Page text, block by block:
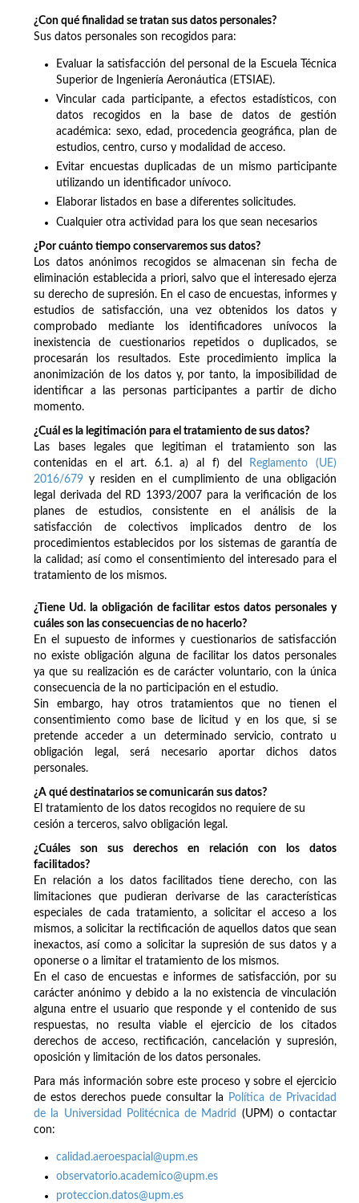
¿Con qué finalidad se tratan sus datos personales?
Sus datos personales son recogidos para:
Evaluar la satisfacción del personal de la Escuela Técnica
Superior de Ingeniería Aeronáutica (ETSIAE).
Vincular cada participante, a efectos estadísticos, con
datos recogidos en la base de datos de gestión
académica: sexo, edad, procedencia geográfica, plan de
estudios, centro, curso y modalidad de acceso.
Evitar encuestas duplicadas de un mismo participante
utilizando un identificador unívoco.
Elaborar listados en base a diferentes solicitudes.
Cualquier otra actividad para los que sean necesarios
¿Por cuánto tiempo conservaremos sus datos?
Los datos anónimos recogidos se almacenan sin fecha de
eliminación establecida a priori, salvo que el interesado ejerza
su derecho de supresión. En el caso de encuestas, informes y
estudios de satisfacción, una vez obtenidos los datos y
comprobado mediante los identificadores unívocos la
inexistencia de cuestionarios repetidos o duplicados, se
procesarán los resultados. Este procedimiento implica la
anonimización de los datos y, por tanto, la imposibilidad de
identificar a las personas participantes a partir de dicho
momento.
¿Cuál es la legitimación para el tratamiento de sus datos?
Las bases legales que legitiman el tratamiento son las
contenidas en el art. 6.1. a) al f) del
Reglamento (UE)
2016/679 y residen en el cumplimiento de una obligación
legal derivada del RD 1393/2007 para la verificación de los
planes de estudios, consistente en el análisis de la
satisfacción de colectivos implicados dentro de los
procedimientos establecidos por los sistemas de garantía de
la calidad; así como el consentimiento del interesado para el
tratamiento de los mismos.
¿Tiene Ud. la obligación de facilitar estos datos personales y
cuáles son las consecuencias de no hacerlo?
En el supuesto de informes y cuestionarios de satisfacción
no existe obligación alguna de facilitar los datos personales
ya que su realización es de carácter voluntario, con la única
consecuencia de la no participación en el estudio.
Sin embargo, hay otros tratamientos que no tienen el
consentimiento como base de licitud y en los que, si se
pretende acceder a un determinado servicio, contrato u
obligación legal, será necesario aportar dichos datos
personales.
¿A qué destinatarios se comunicarán sus datos?
El tratamiento de los datos recogidos no requiere de su
cesión a terceros, salvo obligación legal.
¿Cuáles son sus derechos en relación con los datos
facilitados?
En relación a los datos facilitados tiene derecho, con las
limitaciones que pudieran derivarse de las características
especiales de cada tratamiento, a solicitar el acceso a los
mismos, a solicitar la rectificación de aquellos datos que sean
inexactos, así como a solicitar la supresión de sus datos y a
oponerse o a limitar el tratamiento de los mismos.
En el caso de encuestas e informes de satisfacción, por su
carácter anónimo y debido a la no existencia de vinculación
alguna entre el usuario que responde y el contenido de sus
respuestas, no resulta viable el ejercicio de los citados
derechos de acceso, rectificación, cancelación y supresión,
oposición y limitación de los datos personales.
Para más información sobre este proceso y sobre el ejercicio
de estos derechos puede consultar la
Política de Privacidad
de la Universidad Politécnica de Madrid
(UPM) o contactar
con:
calidad.aeroespacial@upm.es
observatorio.academico@upm.es
proteccion.datos@upm.es